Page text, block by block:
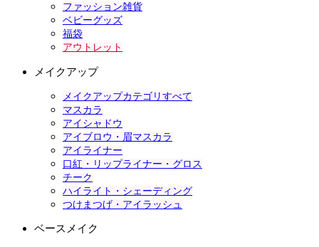
ファッション雑貨
ベビーグッズ
福袋
アウトレット
メイクアップ
メイクアップカテゴリすべて
マスカラ
アイシャドウ
アイブロウ・眉マスカラ
アイライナー
口紅・リップライナー・グロス
チーク
ハイライト・シェーディング
つけまつげ・アイラッシュ
ベースメイク